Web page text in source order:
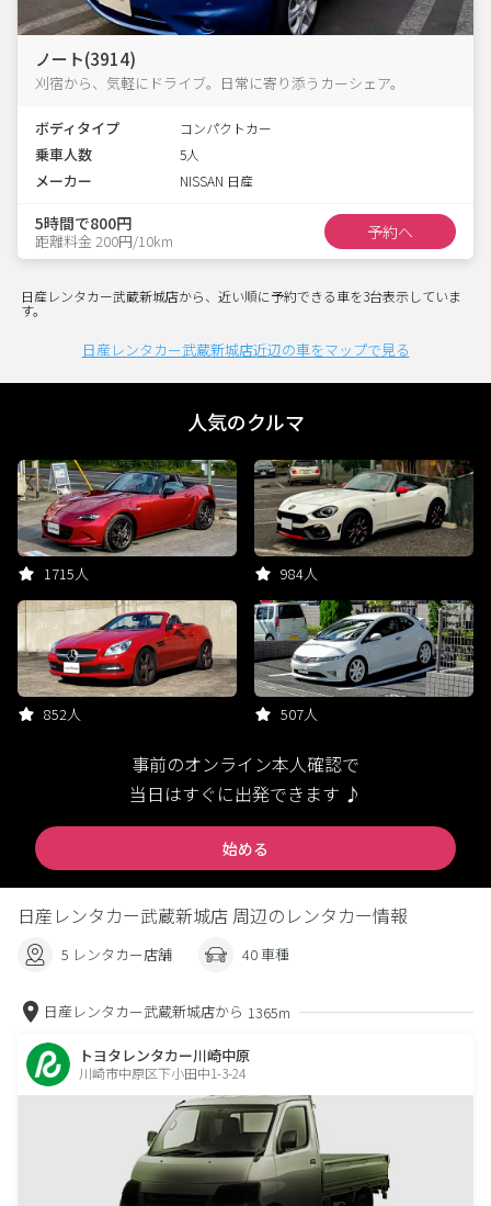
ノート(3914)
刈宿から、気軽にドライブ。日常に寄り添うカーシェア。
ボディタイプ コンパクトカー
乗車人数 5人
メーカー NISSAN 日産
5時間で800円
距離料金 200円/10km 予約へ
日産レンタカー武蔵新城店から、近い順に予約できる車を3台表示していま
す。
日産レンタカー武蔵新城店近辺の車をマップで見る
人気のクルマ
1715人 984人
852人 507人
事前のオンライン本人確認で
当日はすぐに出発できます ♪
始める
日産レンタカー武蔵新城店 周辺のレンタカー情報
5 レンタカー店舗 40 車種
日産レンタカー武蔵新城店から 1365m
トヨタレンタカー川崎中原
川崎市中原区下小田中1-3-24